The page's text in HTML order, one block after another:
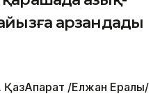
арзандады
/Елжан Ералы/